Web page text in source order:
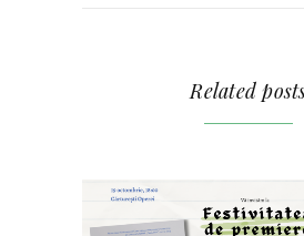
Related